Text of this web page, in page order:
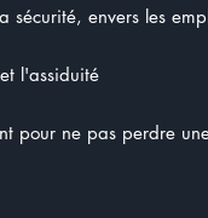
sécurité, envers les
l'assiduité
pour ne pas perdre